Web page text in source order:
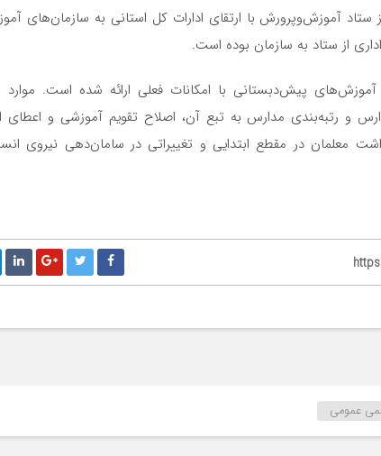
ستاد آموزش‌وپرورش با ارتقای ادارات کل استانی به سازمان‌های
از ستاد به سازمان بوده است.
پیش‌دبستانی با امکانات فعلی ارائه شده است. موارد
و رتبه‌بندی مدارس به تبع آن، اصلاح تقویم آموزشی و اعطای
معلمان در مقطع ابتدایی و تغییراتی در سامان‌دهی نیروی
عمومی